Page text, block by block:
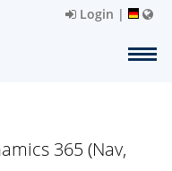
Login |
365 (Nav,